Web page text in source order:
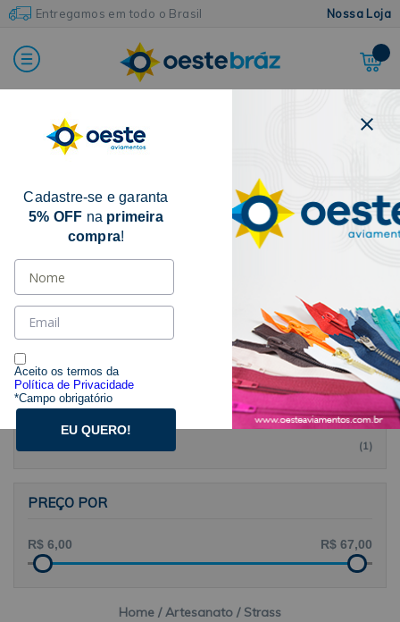
Entregamos em todo o Brasil Nossa Loja
CATEGORIA
MARCAS
(2)
KASMAQ
(1)
NYBC
(4)
(1)
(1)
PREÇO POR
Home Artesanato Strass
Cadastre-se e garanta
5% OFF na primeira
compra!
Aceito os termos da
Política de Privacidade
*Campo obrigatório
EU QUERO!